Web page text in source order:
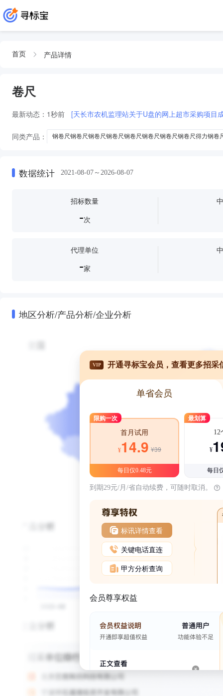
首页 产品详情
卷尺
最新动态： 1秒前 [天长市农机监理站关于U盘的网上超市采购项目
同类产品： 钢卷尺钢卷尺钢卷尺钢卷尺钢卷尺钢卷尺钢卷尺钢卷尺得力钢卷
数据统计 2021-08-07～2026-08-07
招标数量
-次
代理单位
-家
地区分析/产品分析/企业分析
VIP 开通寻标宝会员，查看更多招采
单省会员
限购一次
首月试用
¥14.9 ¥39
每日仅0.48元
最划算
12
¥
每日
到期29元/月/省自动续费，可随时取消。
标讯详情查看
关键电话直连
甲方分析查询
会员尊享权益